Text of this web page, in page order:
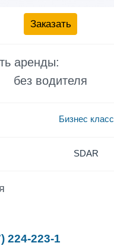
Заказать
аренды:
без водителя
Бизнес класс
SDAR
224-223-1